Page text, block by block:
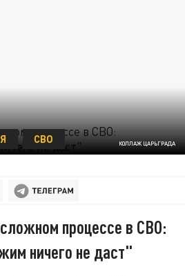
КОЛЛАЖ ЦАРЬГРАДА
СВО
процессе в СВО:
ничего не даст"